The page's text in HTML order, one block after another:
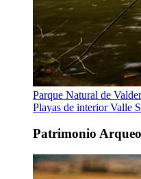
Parque Natural de
Playas de interiorValle
Patrimonio